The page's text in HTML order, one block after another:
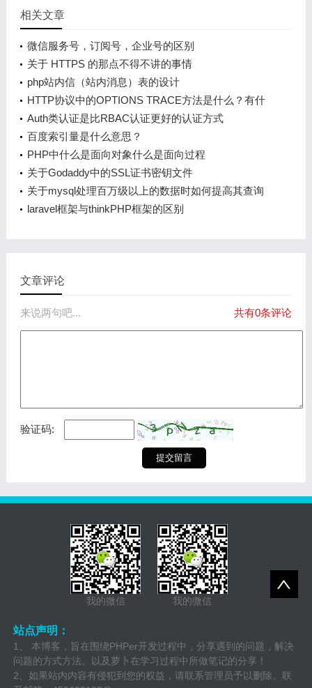
相关文章
微信服务号，订阅号，企业号的区别
关于 HTTPS 的那点不得不讲的事情
php站内信（站内消息）表的设计
HTTP协议中的OPTIONS TRACE方法是什么？有什
么用
Auth类认证是比RBAC认证更好的认证方式
百度索引量是什么意思？
PHP中什么是面向对象什么是面向过程
关于Godaddy中的SSL证书密钥文件
关于mysql处理百万级以上的数据时如何提高其查询
速度的方法
laravel框架与thinkPHP框架的区别
文章评论
共有0条评论
来说两句吧...
验证码:
我的微信 我的微信
站点声明：
1、 本博客，旨在围绕PHPer开发过程中，分享遇到的问题，解决
问题的方式方法。以及萝卜在学习过程中所做笔记的分享！
2、如果站内内容有侵犯到您的权益，请联系管理员予以删除。联